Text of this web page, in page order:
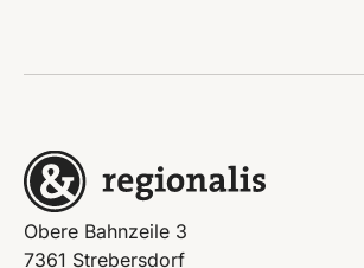
Obere Bahnzeile 3
7361 Strebersdorf